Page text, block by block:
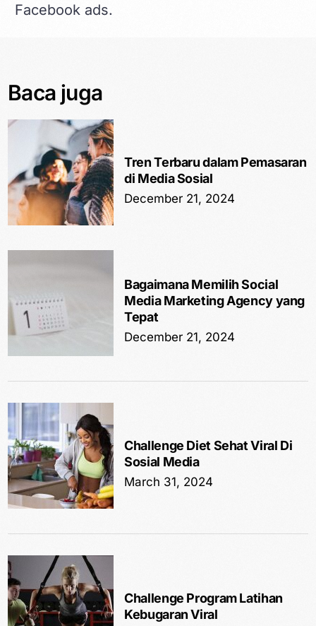
Facebook ads.
Baca juga
Tren Terbaru dalam Pemasaran
di Media Sosial
December 21, 2024
Bagaimana Memilih Social
Media Marketing Agency yang
Tepat
December 21, 2024
Challenge Diet Sehat Viral Di
Sosial Media
March 31, 2024
Challenge Program Latihan
Kebugaran Viral